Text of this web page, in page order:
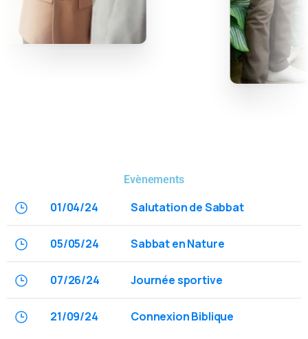
Evènements
01/04/24 Salutation de Sabbat
05/05/24 Sabbat en Nature
07/26/24 Journée sportive
21/09/24 Connexion Biblique